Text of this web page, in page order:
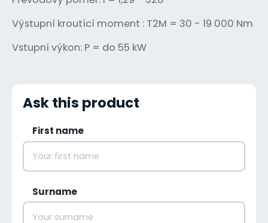
Výstupní kroutící moment : T2M = 30 - 19 000 Nm
Vstupní výkon: P = do 55 kW
Ask this product
First name
Surname